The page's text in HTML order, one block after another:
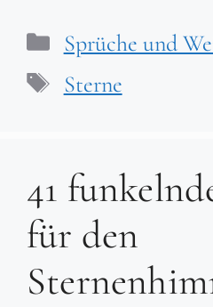
Kategorien
Sprüche und
Schlagwörter
Sterne
41
für den